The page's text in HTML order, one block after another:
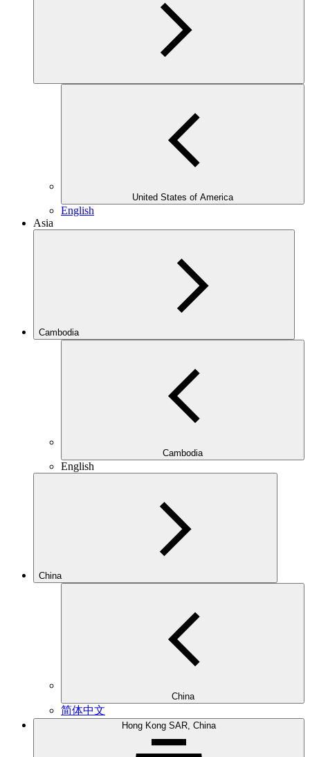
United States of America
English
Asia
Cambodia
Cambodia
English
China
China
简体中文
Hong Kong SAR, China